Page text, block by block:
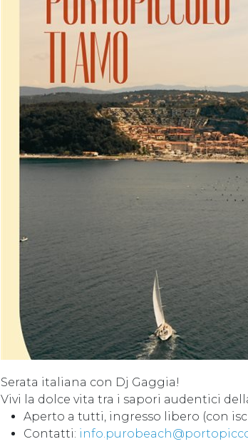
Serata italiana con Dj Gaggia!
Vivi la dolce vita tra i sapori audentici
Aperto a tutti, ingresso libero (con
Contatti: